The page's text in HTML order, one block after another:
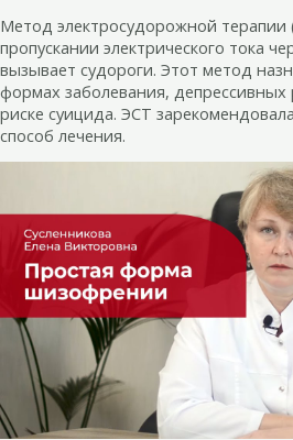
Метод электросудорожной терапии
пропускании электрического тока
вызывает судороги. Этот метод
формах заболевания, депрессивных
риске суицида. ЭСТ
способ лечения.